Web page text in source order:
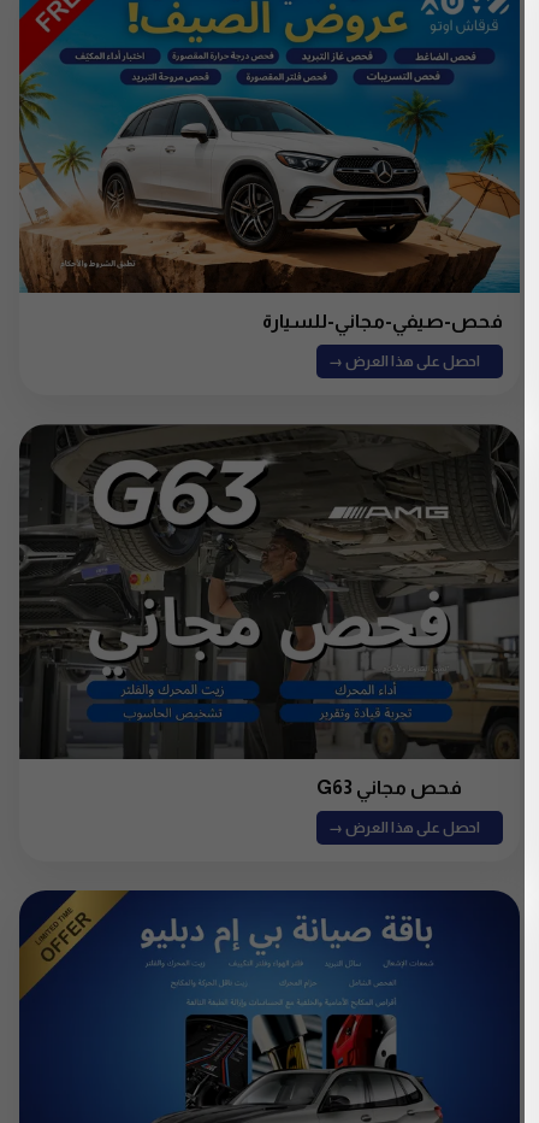
فحص-صيفي-مجاني-للسيارة
احصل على هذا العرض →
فحص مجاني G63
احصل على هذا العرض →